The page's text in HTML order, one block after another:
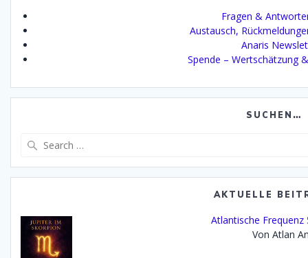
Fragen &
Austausch,
Anaris
Spende – Wertschätzung
SUCHEN…
AKTUELLE
Atlantische Frequenz
Von Atlan